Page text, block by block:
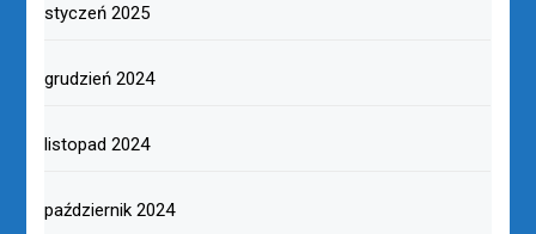
styczeń 2025
grudzień 2024
listopad 2024
październik 2024